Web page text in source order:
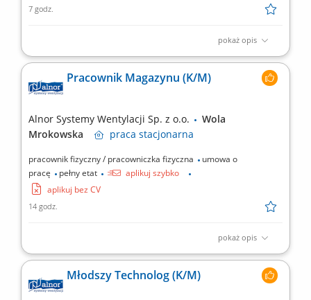
7 godz.
pokaż opis
nadzór nad prowadzeniem ksiąg rachunkowych, zapewnienie
zgodności z ustawą o rachunkowości i przepisami podatkowymi,
sporządzanie deklaracji podatkowych, sporządzanie sprawozdań
finansowych, kontrola i ewidencja dokumentów księgowych pod
Pracownik Magazynu (K/M)
Alnor Systemy Wentylacji Sp. z o.o.
Wola
Mrokowska
praca stacjonarna
pracownik fizyczny / pracowniczka fizyczna
umowa o
pracę
pełny etat
aplikuj szybko
aplikuj bez CV
14 godz.
pokaż opis
Główne zadania: kompletowanie zamówień, zapewnienie
dostaw i ich składowanie, załadunek oraz rozładunek towarów,
dbanie o porządek w magazynie.
Młodszy Technolog (K/M)